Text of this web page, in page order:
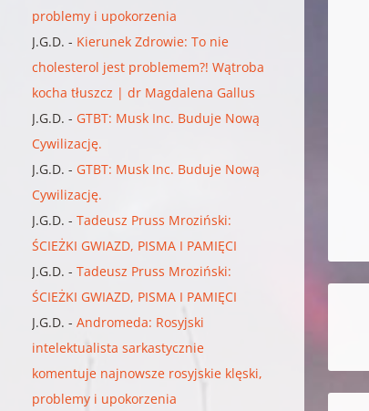
problemy i upokorzenia
J.G.D. - Kierunek Zdrowie: To nie
cholesterol jest problemem?! Wątroba
kocha tłuszcz | dr Magdalena Gallus
J.G.D. - GTBT: Musk Inc. Buduje Nową
Cywilizację.
J.G.D. - GTBT: Musk Inc. Buduje Nową
Cywilizację.
J.G.D. -Tadeusz Pruss Mroziński:
ŚCIEŻKI GWIAZD, PISMA I PAMIĘCI
J.G.D. -Tadeusz Pruss Mroziński:
ŚCIEŻKI GWIAZD, PISMA I PAMIĘCI
J.G.D. -Andromeda: Rosyjski
intelektualista sarkastycznie
komentuje najnowsze rosyjskie klęski,
problemy i upokorzenia